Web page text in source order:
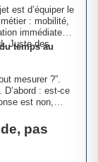
est d’équiper le
: mobilité,
immédiate
Juste des
temps au
mesurer ?”.
D’abord : est-ce
est non,
pas